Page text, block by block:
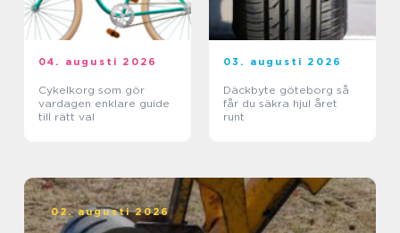
04. augusti 2026
Cykelkorg som gör
vardagen enklare guide
till rätt val
03. augusti 2026
Däckbyte göteborg så
får du säkra hjul året
runt
02. augusti 2026